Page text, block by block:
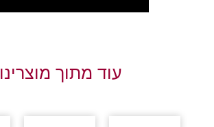
עוד מתוך מוצרינו